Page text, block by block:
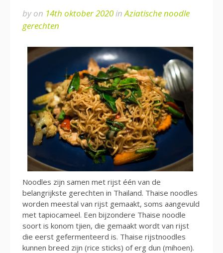
byon 14th oktober 2020inAziatische noodle
gerechten
Noodles zijn samen met rijst één van de
belangrijkste gerechten in Thailand. Thaise noodles
worden meestal van rijst gemaakt, soms aangevuld
met tapiocameel. Een bijzondere Thaise noodle
soort is konom tjien, die gemaakt wordt van rijst
die eerst gefermenteerd is. Thaise rijstnoodles
kunnen breed zijn (rice sticks) of erg dun (mihoen).